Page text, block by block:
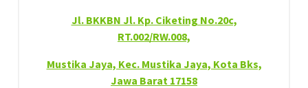
Jl. BKKBN Jl. Kp. Ciketing No.20c,
RT.002/RW.008,
Mustika Jaya, Kec. Mustika Jaya, Kota Bks,
Jawa Barat 17158